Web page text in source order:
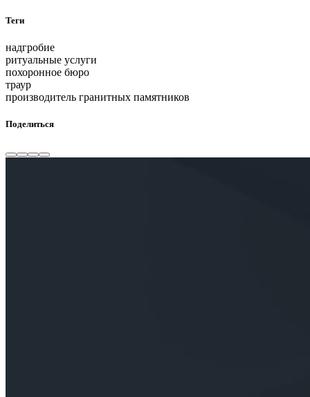
Теги
надгробие
ритуальные услуги
похоронное бюро
траур
производитель гранитных памятников
Поделиться